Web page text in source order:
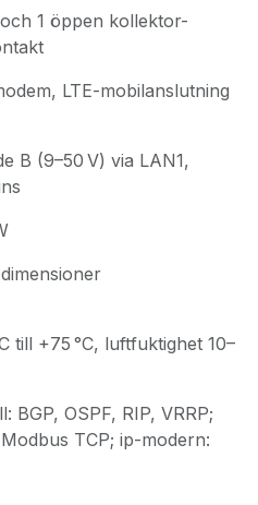
1 öppen kollektor-
LTE-mobilanslutning
B (9–50 V) via LAN1,
till +75 °C, luftfuktighet 10–
OSPF, RIP, VRRP;
TCP; ip-modern: